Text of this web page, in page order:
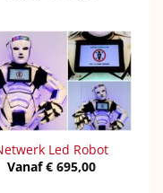
Led Robot
Vanaf€ 695,00